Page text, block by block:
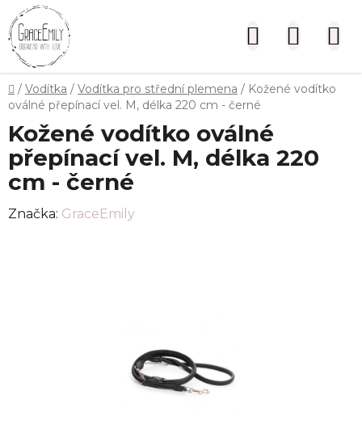
Přejít
na
obsah
KOŠÍK
Domů
/ Vodítka / Vodítka pro střední plemena / Kožené vodítko
oválné přepínací vel. M, délka 220 cm - černé
Kožené vodítko oválné
přepínací vel. M, délka 220
cm - černé
Značka: GraceEmily